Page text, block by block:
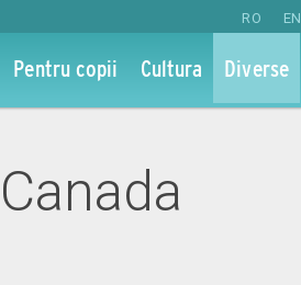
RO EN
Pentru copii Cultura Diverse